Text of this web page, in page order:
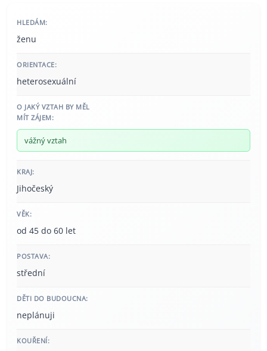
HLEDÁM:
ženu
ORIENTACE:
heterosexuální
O JAKÝ VZTAH BY MĚL
MÍT ZÁJEM:
vážný vztah
KRAJ:
Jihočeský
VĚK:
od 45 do 60 let
POSTAVA:
střední
DĚTI DO BUDOUCNA:
neplánuji
KOUŘENÍ: